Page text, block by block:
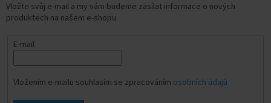
Vložte svůj e-mail a my vám budeme zasílat informace o nových
produktech na našem e-shopu.
E-mail
Vložením e-mailu souhlasím se zpracováním osobních údajů